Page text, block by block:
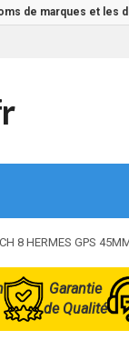
de marques et
8 HERMES GPS
Garantie
de Qualité